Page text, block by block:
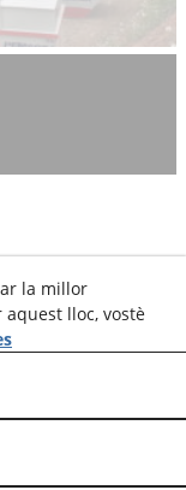
CALAF -
la millor
lloc, vostè